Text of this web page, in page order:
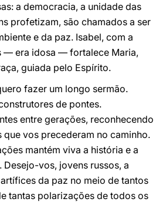
a democracia, a unidade das
profetizam, são chamados a ser
e da paz. Isabel, com a
— era idosa — fortalece Maria,
guiada pelo Espírito.
fazer um longo sermão.
de pontes.
entre gerações, reconhecendo
que vos precederam no caminho.
mantém viva a história e a
vos, jovens russos, a
da paz no meio de tantos
tantas polarizações de todos os